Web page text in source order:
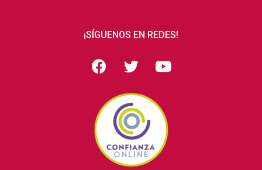
¡SÍGUENOS EN REDES!